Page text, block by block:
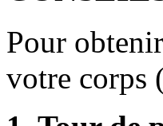
Pour
votre corps